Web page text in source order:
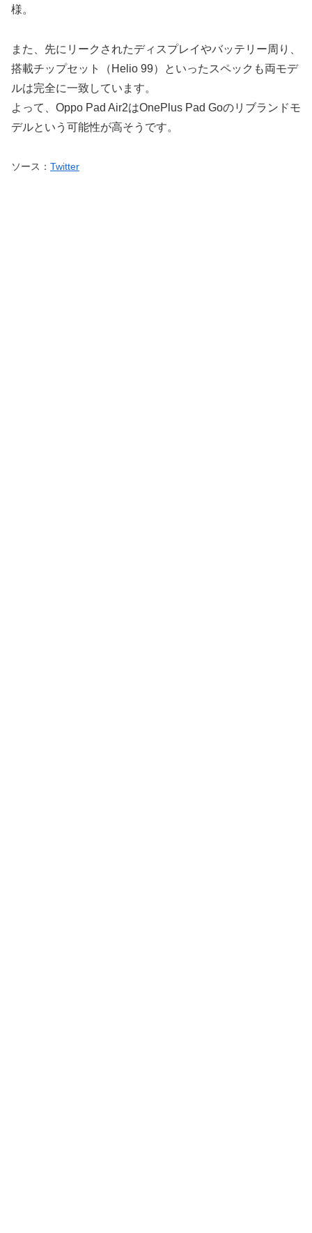
様。
また、先にリークされたディスプレイやバッテリー周り、
搭載チップセット（Helio 99）といったスペックも両モデ
ルは完全に一致しています。
よって、Oppo Pad Air2はOnePlus Pad Goのリブランドモ
デルという可能性が高そうです。
ソース： Twitter